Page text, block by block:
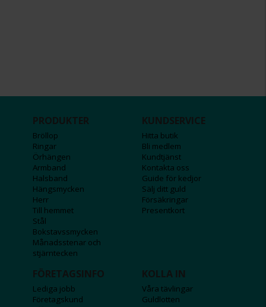
PRODUKTER
Bröllop
Ringar
Örhängen
Armband
Halsband
Hängsmycken
Herr
Till hemmet
Stål
Bokstavssmycken
Månadsstenar och
stjärntecken
KUNDSERVICE
Hitta butik
Bli medlem
Kundtjänst
Kontakta oss
Guide för kedjor
Sälj ditt guld
Försäkringar
Presentkort
FÖRETAGSINFO
Lediga jobb
Företagskund
KOLLA IN
Våra tävlingar
Guldlotten